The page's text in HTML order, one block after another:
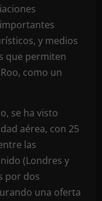
y medios
que permiten
como un
se ha visto
aérea, con 25
las
(Londres y
por dos
una oferta